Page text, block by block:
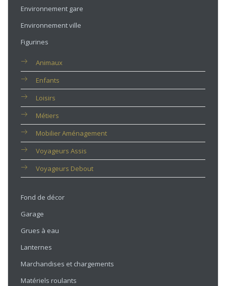
Environnement gare
Environnement ville
Figurines
Animaux
Enfants
Loisirs
Métiers
Mobilier Aménagement
Voyageurs Assis
Voyageurs Debout
Fond de décor
Garage
Grues à eau
Lanternes
Marchandises et chargements
Matériels roulants